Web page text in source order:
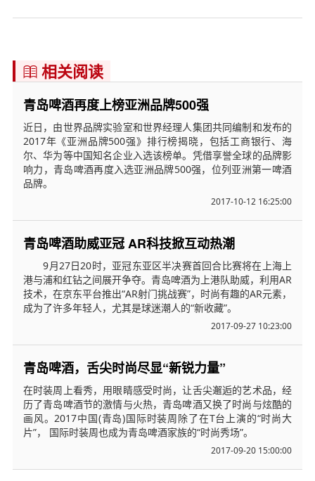
 相关阅读
青岛啤酒再度上榜亚洲品牌500强
近日，由世界品牌实验室和世界经理人集团共同编制和发布的
2017年《亚洲品牌500强》排行榜揭晓，包括工商银行、海
尔、华为等中国知名企业入选该榜单。凭借享誉全球的品牌影
响力，青岛啤酒再度入选亚洲品牌500强，位列亚洲第一啤酒
品牌。
2017-10-12 16:25:00
青岛啤酒助威亚冠 AR科技掀互动热潮
9月27日20时，亚冠东亚区半决赛首回合比赛将在上海上
港与浦和红钻之间展开争夺。青岛啤酒为上港队助威，利用AR
技术，在京东平台推出“AR射门挑战赛”，时尚有趣的AR元素，
成为了许多年轻人，尤其是球迷潮人的“新收藏”。
2017-09-27 10:23:00
青岛啤酒，舌尖时尚尽显“新锐力量”
在时装周上看秀，用眼睛感受时尚，让舌尖邂逅的艺术品，经
历了青岛啤酒节的激情与火热，青岛啤酒又换了时尚与炫酷的
画风。2017中国(青岛)国际时装周除了在T台上演的“时尚大
片”， 国际时装周也成为青岛啤酒家族的“时尚秀场”。
2017-09-20 15:00:00